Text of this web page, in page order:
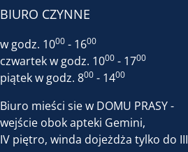
BIURO CZYNNE
w godz. 1000 - 1600
czwartek w godz. 1000 - 1700
piątek w godz. 800 - 1400
Biuro mieści sie w DOMU PRASY -
wejście obok apteki Gemini,
IV piętro, winda dojeżdża tylko do III